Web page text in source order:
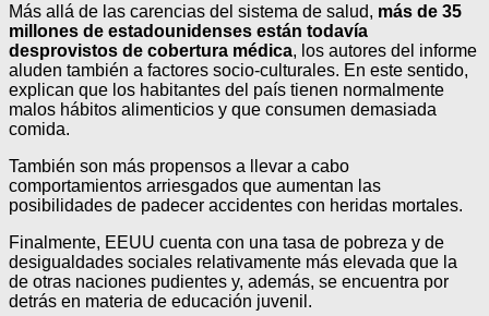
Más allá de las carencias del sistema de salud, más de 35
millones de estadounidenses están todavía
desprovistos de cobertura médica, los autores del informe
aluden también a factores socio-culturales. En este sentido,
explican que los habitantes del país tienen normalmente
malos hábitos alimenticios y que consumen demasiada
comida.
También son más propensos a llevar a cabo
comportamientos arriesgados que aumentan las
posibilidades de padecer accidentes con heridas mortales.
Finalmente, EEUU cuenta con una tasa de pobreza y de
desigualdades sociales relativamente más elevada que la
de otras naciones pudientes y, además, se encuentra por
detrás en materia de educación juvenil.